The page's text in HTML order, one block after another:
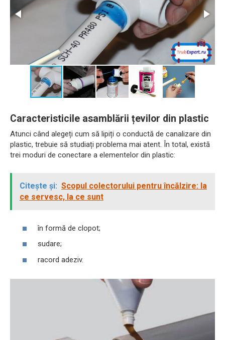
Caracteristicile asamblării țevilor din plastic
Atunci când alegeți cum să lipiți o conductă de canalizare din
plastic, trebuie să studiați problema mai atent. În total, există
trei moduri de conectare a elementelor din plastic:
Citește și: Scopul colectorului pentru încălzire: la
ce servesc, la ce sunt
în formă de clopot;
sudare;
racord adeziv.